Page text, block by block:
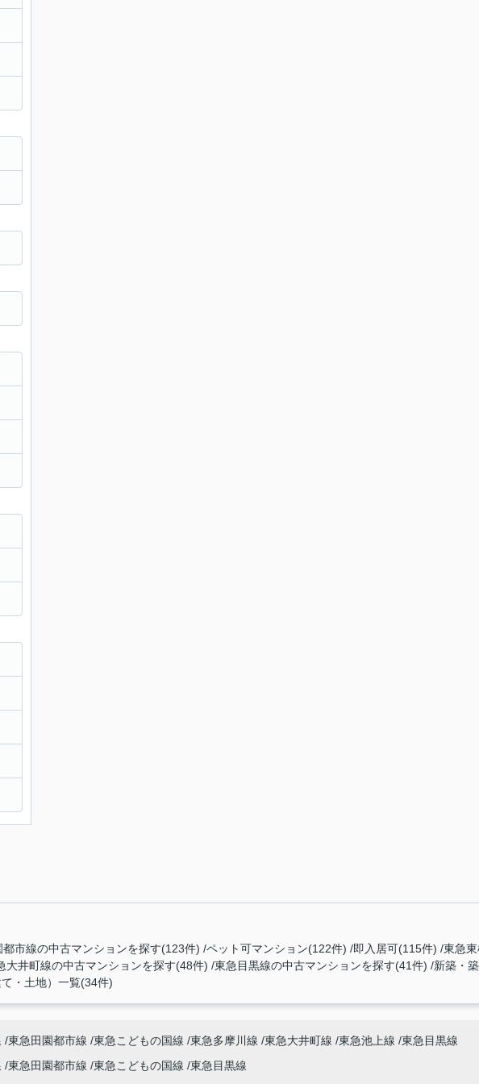
都市線の中古マンションを探す(123件) ペット可マンション(122件) 即入居可(115件) 東急
大井町線の中古マンションを探す(48件) 東急目黒線の中古マンションを探す(41件)
新築・
・土地）一覧(34件)
東急田園都市線 東急こどもの国線 東急多摩川線 東急大井町線 東急池上線 東急目黒線
東急田園都市線 東急こどもの国線 東急目黒線